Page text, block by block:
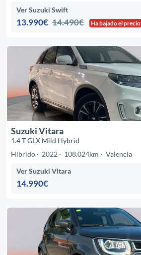
Ver Suzuki Swift
13.990€ 14.490€ Ha bajado el precio
Suzuki Vitara
1.4 T GLX Mild Hybrid
Híbrido
2022 108.024km Valencia
Ver Suzuki Vitara
14.990€